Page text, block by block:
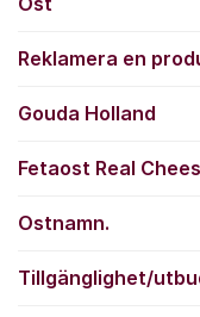
Reklamera en
Gouda Holland
Fetaost Real
Ostnamn.
Tillgänglighet/